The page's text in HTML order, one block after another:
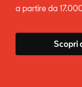
Tua da 169€ al
Scopri